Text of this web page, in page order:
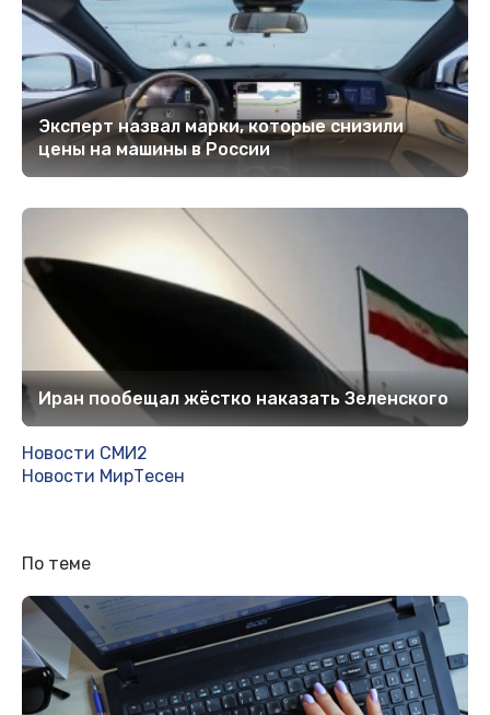
Эксперт назвал марки, которые снизили
цены на машины в России
Иран пообещал жёстко наказать Зеленского
Новости СМИ2
Новости МирТесен
По теме